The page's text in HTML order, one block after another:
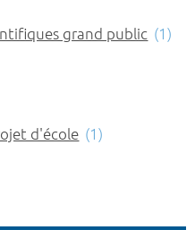
grand public (1)
d'école (1)